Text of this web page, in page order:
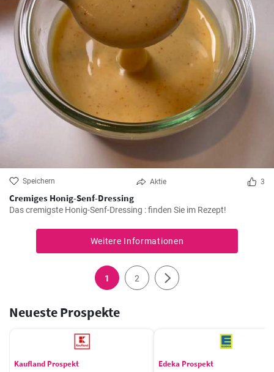
Speichern Aktie 3
Cremiges Honig-Senf-Dressing
Das cremigste Honig-Senf-Dressing : finden Sie im Rezept!
Weitere Informationen
1 2
Neueste Prospekte
Kaufland Prospekt Edeka Prospekt